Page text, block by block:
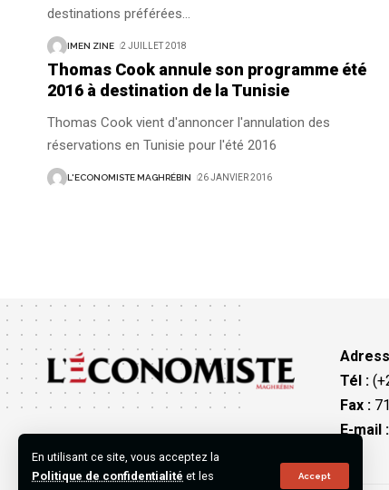
En utilisant ce site, vous acceptez la
Politique de confidentialité et les
Accept
destinations préférées…
IMEN ZINE 2 JUILLET 2018
Thomas Cook annule son programme été
2016 à destination de la Tunisie
Thomas Cook vient d'annoncer l'annulation des
réservations en Tunisie pour l'été 2016
L'ECONOMISTE MAGHRÉBIN 26 JANVIER 2016
Tél :
Fax :
E-mail :